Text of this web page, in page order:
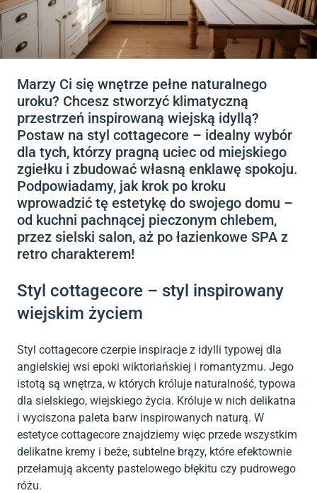
Marzy Ci się wnętrze pełne naturalnego
uroku? Chcesz stworzyć klimatyczną
przestrzeń inspirowaną wiejską idyllą?
Postaw na styl cottagecore – idealny wybór
dla tych, którzy pragną uciec od miejskiego
zgiełku i zbudować własną enklawę spokoju.
Podpowiadamy, jak krok po kroku
wprowadzić tę estetykę do swojego domu –
od kuchni pachnącej pieczonym chlebem,
przez sielski salon, aż po łazienkowe SPA z
retro charakterem!
Styl cottagecore – styl inspirowany
wiejskim życiem
Styl cottagecore czerpie inspiracje z idylli typowej dla
angielskiej wsi epoki wiktoriańskiej i romantyzmu. Jego
istotą są wnętrza, w których króluje naturalność, typowa
dla sielskiego, wiejskiego życia. Króluje w nich delikatna
i wyciszona paleta barw inspirowanych naturą. W
estetyce cottagecore znajdziemy więc przede wszystkim
delikatne kremy i beże, subtelne brązy, które efektownie
przełamują akcenty pastelowego błękitu czy pudrowego
różu.